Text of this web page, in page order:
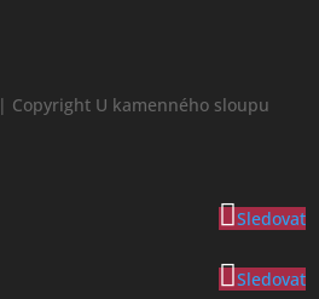
| Copyright U kamenného sloupu
Sledovat
Sledovat